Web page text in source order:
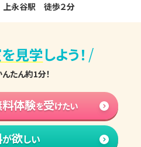
永谷駅　徒歩２分
見学しよう！ /
たん約1分！
体験を受けたい
が欲しい